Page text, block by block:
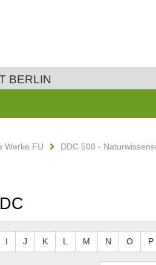
BERLIN
Werke FU DDC 500 -
I J K L M N O P